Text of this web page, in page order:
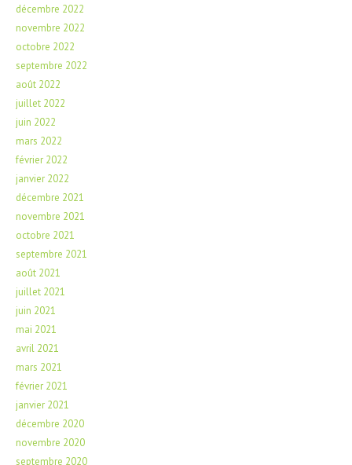
décembre 2022
novembre 2022
octobre 2022
septembre 2022
août 2022
juillet 2022
juin 2022
mars 2022
février 2022
janvier 2022
décembre 2021
novembre 2021
octobre 2021
septembre 2021
août 2021
juillet 2021
juin 2021
mai 2021
avril 2021
mars 2021
février 2021
janvier 2021
décembre 2020
novembre 2020
septembre 2020